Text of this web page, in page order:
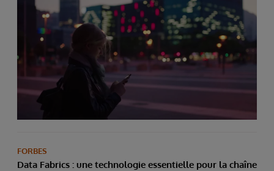
FORBES
Data Fabrics : une technologie essentielle pour la chaîne